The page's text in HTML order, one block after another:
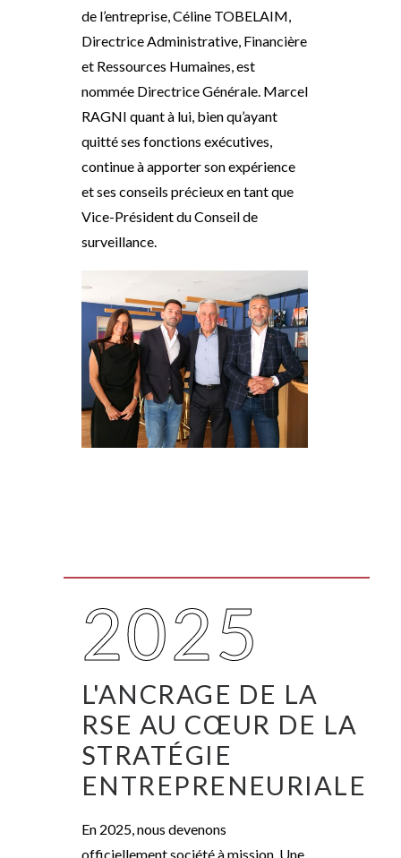
de l’entreprise, Céline TOBELAIM,
Directrice Administrative, Financière
et Ressources Humaines, est
nommée Directrice Générale. Marcel
RAGNI quant à lui, bien qu’ayant
quitté ses fonctions exécutives,
continue à apporter son expérience
et ses conseils précieux en tant que
Vice-Président du Conseil de
surveillance.
2025
L'ANCRAGE DE LA
RSE AU CŒUR DE LA
STRATÉGIE
ENTREPRENEURIALE
En 2025, nous devenons
officiellement société à mission. Une